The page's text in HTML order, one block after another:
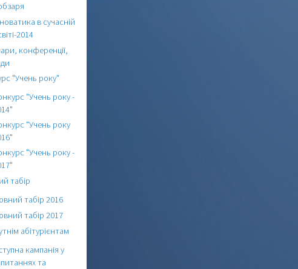
в сучасній
2014
конференції,
"Учень року"
"Учень року -
"Учень року
"Учень року -
табір
табір 2016
табір 2017
абітурієнтам
кампанія у
та